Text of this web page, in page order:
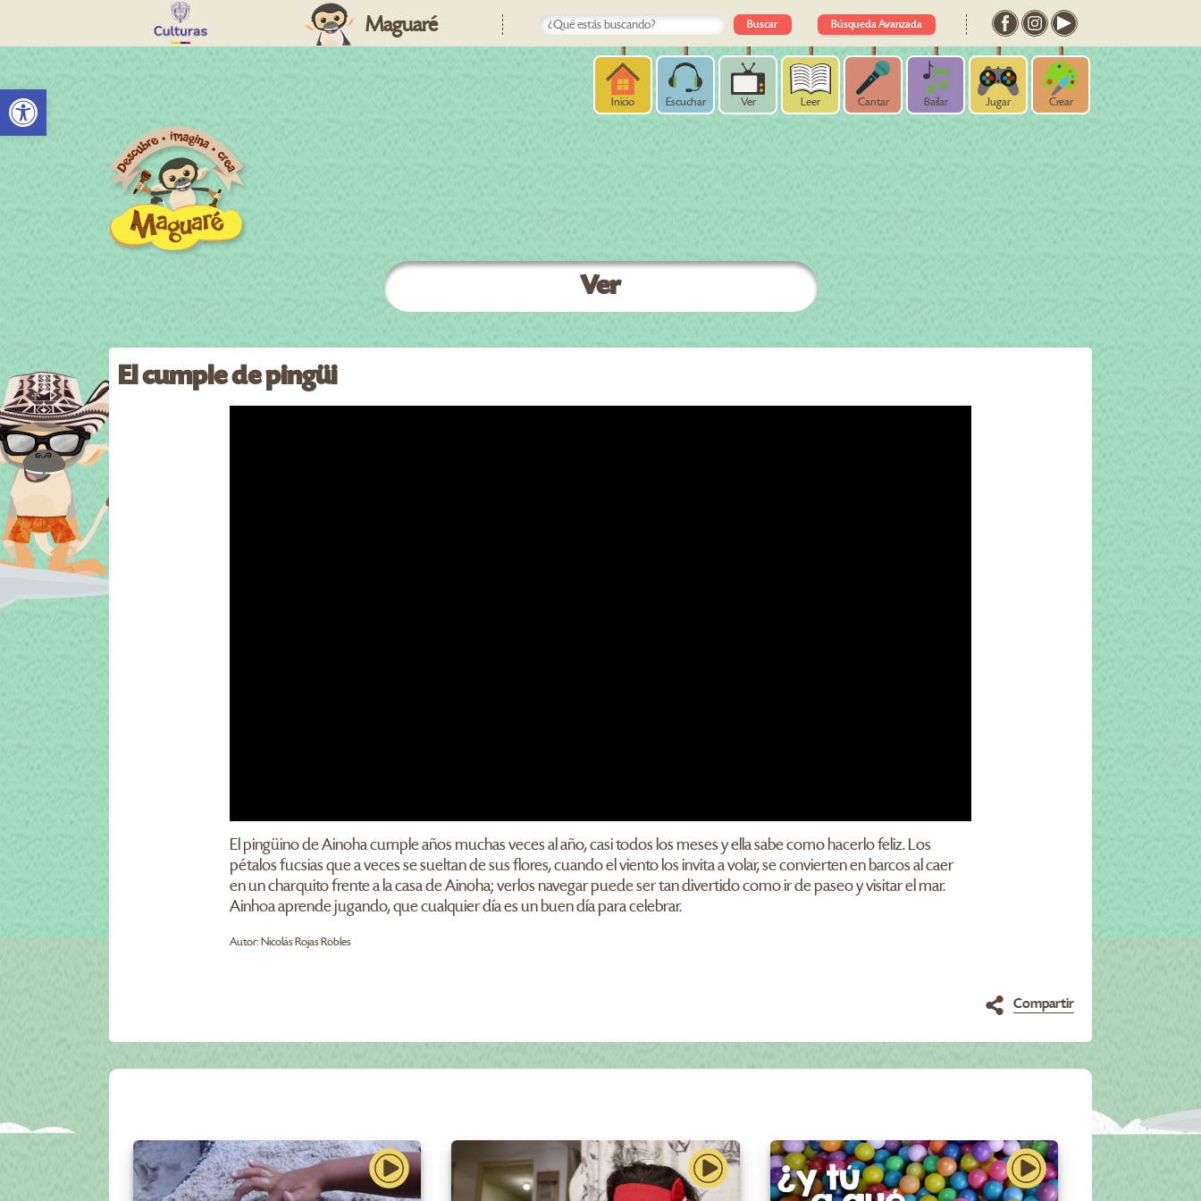
Abrir barra de herramientas
Maguaré Búsqueda Avanzada
Inicio Escuchar Ver Leer Cantar Bailar Jugar Crear
Ver
El cumple de pingüi
El pingüino de Ainoha cumple años muchas veces al año, casi todos los meses y ella sabe como hacerlo feliz. Los
pétalos fucsias que a veces se sueltan de sus flores, cuando el viento los invita a volar, se convierten en barcos al caer
en un charquito frente a la casa de Ainoha; verlos navegar puede ser tan divertido como ir de paseo y visitar el mar.
Ainhoa aprende jugando, que cualquier día es un buen día para celebrar.
Autor: Nicolás Rojas Robles
Compartir